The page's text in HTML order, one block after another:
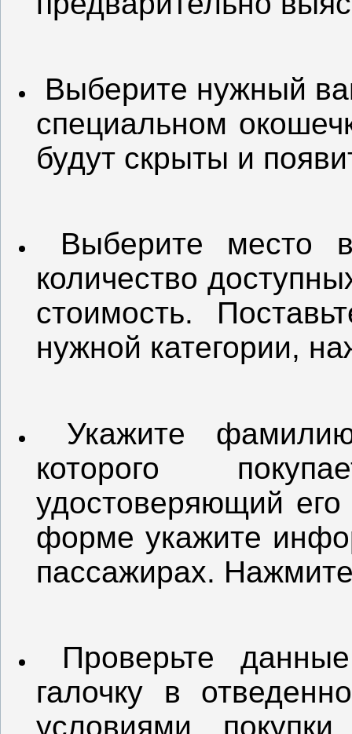
Выберите нужный
специальном
будут скрыты и
Выберите место
количество
стоимость.
нужной категории,
Укажите
которого
удостоверяющий
форме укажите
пассажирах.
Проверьте
галочку в
условиями